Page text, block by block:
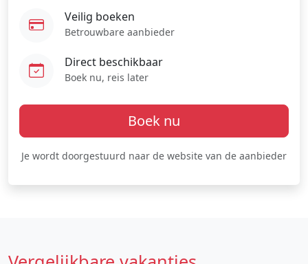
Veilig boeken
Betrouwbare aanbieder
Direct beschikbaar
Boek nu, reis later
Boek nu
Je wordt doorgestuurd naar de website van de aanbieder